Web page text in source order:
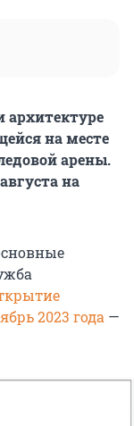
архитектуре
на месте
арены.
на
2023 года —